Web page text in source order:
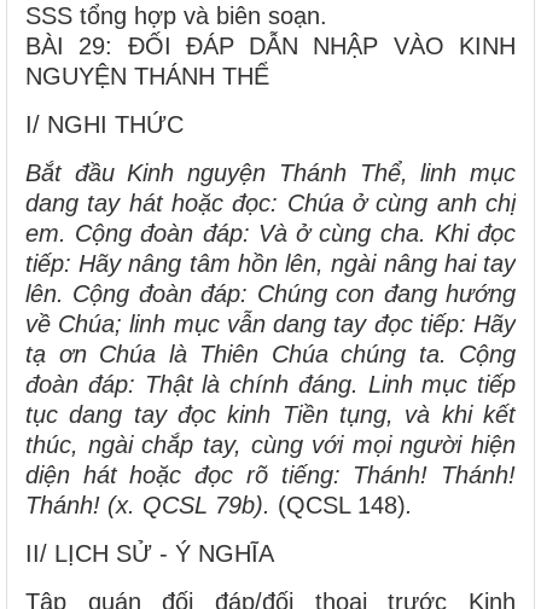
SSS tổng hợp và biên soạn.
BÀI 29: ĐỐI ĐÁP DẪN NHẬP VÀO KINH
NGUYỆN THÁNH THỂ
I/ NGHI THỨC
Bắt đầu Kinh nguyện Thánh Thể, linh mục
dang tay hát hoặc đọc: Chúa ở cùng anh chị
em. Cộng đoàn đáp: Và ở cùng cha. Khi đọc
tiếp: Hãy nâng tâm hồn lên, ngài nâng hai tay
lên. Cộng đoàn đáp: Chúng con đang hướng
về Chúa; linh mục vẫn dang tay đọc tiếp: Hãy
tạ ơn Chúa là Thiên Chúa chúng ta. Cộng
đoàn đáp: Thật là chính đáng. Linh mục tiếp
tục dang tay đọc kinh Tiền tụng, và khi kết
thúc, ngài chắp tay, cùng với mọi người hiện
diện hát hoặc đọc rõ tiếng: Thánh! Thánh!
Thánh! (x. QCSL 79b). (QCSL 148).
II/ LỊCH SỬ - Ý NGHĨA
Tập quán đối đáp/đối thoại trước Kinh